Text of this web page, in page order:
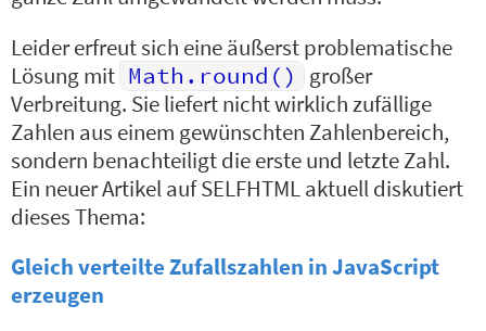
Leider erfreut sich eine äußerst problematische
Lösung mit Math.round()
großer
Verbreitung. Sie liefert nicht wirklich zufällige
Zahlen aus einem gewünschten Zahlenbereich,
sondern benachteiligt die erste und letzte Zahl.
Ein neuer Artikel auf SELFHTML aktuell diskutiert
dieses Thema:
Gleich verteilte Zufallszahlen in JavaScript
erzeugen